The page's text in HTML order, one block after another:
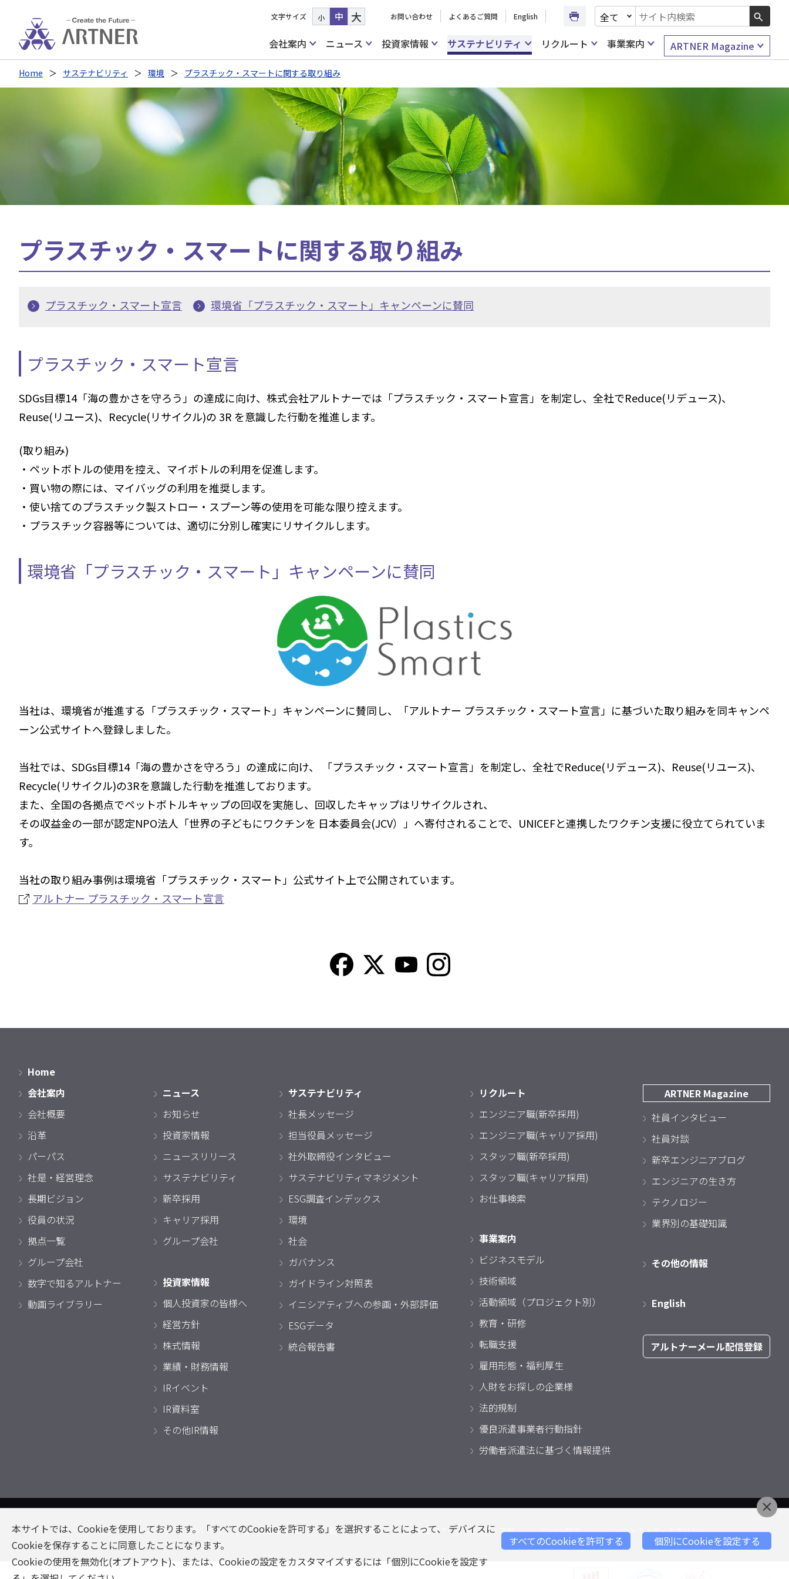
文字サイズ 小 中 大 お問い合わせ よくあるご質問 English
文書種別を選択
検索キーワード入力
会社案内
ニュース 投資家情報 サステナビリティ リクルート 事業案内 ARTNER Magazine
Home サステナビリティ 環境 プラスチック・スマートに関する取り組み
プラスチック・スマートに関する取り組み
プラスチック・スマート宣言 環境省「プラスチック・スマート」キャンペーンに賛同
プラスチック・スマート宣言
SDGs目標14「海の豊かさを守ろう」の達成に向け、株式会社アルトナーでは「プラスチック・スマート宣言」を制定し、全社でReduce(リデュース)、
Reuse(リユース)、Recycle(リサイクル)の 3R を意識した行動を推進します。
(取り組み)
・ペットボトルの使用を控え、マイボトルの利用を促進します。
・買い物の際には、マイバッグの利用を推奨します。
・使い捨てのプラスチック製ストロー・スプーン等の使用を可能な限り控えます。
・プラスチック容器等については、適切に分別し確実にリサイクルします。
環境省「プラスチック・スマート」キャンペーンに賛同
当社は、環境省が推進する「プラスチック・スマート」キャンペーンに賛同し、「アルトナー プラスチック・スマート宣言」に基づいた取り組みを同キャンペ
ーン公式サイトへ登録しました。
当社では、SDGs目標14「海の豊かさを守ろう」の達成に向け、 「プラスチック・スマート宣言」を制定し、全社でReduce(リデュース)、Reuse(リユース)、
Recycle(リサイクル)の3Rを意識した行動を推進しております。
また、全国の各拠点でペットボトルキャップの回収を実施し、回収したキャップはリサイクルされ、
その収益金の一部が認定NPO法人「世界の子どもにワクチンを 日本委員会(JCV）」へ寄付されることで、UNICEFと連携したワクチン支援に役立てられていま
す。
当社の取り組み事例は環境省「プラスチック・スマート」公式サイト上で公開されています。
アルトナー プラスチック・スマート宣言
Home
会社案内
会社概要
沿革
パーパス
社是・経営理念
長期ビジョン
役員の状況
拠点一覧
グループ会社
数字で知るアルトナー
動画ライブラリー
ニュース
お知らせ
投資家情報
ニュースリリース
サステナビリティ
新卒採用
キャリア採用
グループ会社
投資家情報
個人投資家の皆様へ
経営方針
株式情報
業績・財務情報
IRイベント
IR資料室
その他IR情報
サステナビリティ
社長メッセージ
担当役員メッセージ
社外取締役インタビュー
サステナビリティマネジメント
ESG調査インデックス
環境
社会
ガバナンス
ガイドライン対照表
イニシアティブへの参画・外部評価
ESGデータ
統合報告書
リクルート
エンジニア職(新卒採用)
エンジニア職(キャリア採用)
スタッフ職(新卒採用)
スタッフ職(キャリア採用)
お仕事検索
事業案内
ビジネスモデル
技術領域
活動領域（プロジェクト別）
教育・研修
転職支援
雇用形態・福利厚生
人財をお探しの企業様
法的規制
優良派遣事業者行動指針
労働者派遣法に基づく情報提供
ARTNER Magazine
社員インタビュー
社員対談
新卒エンジニアブログ
エンジニアの生き方
テクノロジー
業界別の基礎知識
その他の情報
English
アルトナーメール配信登録
サイトマップ このサイトについて 個人情報保護方針 個人情報の取扱い ウェブアクセシビリティ方針 Cookie設定 ソーシャルメディアポリシー
本サイトでは、Cookieを使用しております。「すべてのCookieを許可する」を選択することによって、 デバイスに
Cookieを保存することに同意したことになります。
Cookieの使用を無効化(オプトアウト)、または、Cookieの設定をカスタマイズするには「個別にCookieを設定す
すべてのCookieを許可する 個別にCookieを設定する